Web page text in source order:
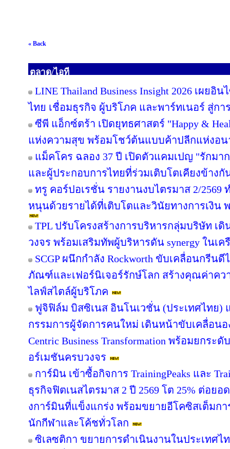
« Back
ตลาด/ไอที
LINE Thailand Business Insight 2026 เผย
ไทย เชื่อมธุรกิจ ผู้บริโภค และพาร์ทเนอร์ สู่กา
ซีพี แอ็กซ์ตร้า เปิดยุทธศาสตร์ "Happy &
แห่งความสุข พร้อมโชว์ต้นแบบค้าปลีกแห่งอ
แม็คโคร ฉลอง 37 ปี เปิดตัวแคมเปญ "รักม
และผู้ประกอบการไทยที่ร่วมเติบโตเคียงข้างกั
ทรู คอร์ปอเรชั่น รายงานงบไตรมาส 2/2569
หนุนด้วยรายได้ที่เติบโตและวินัยทางการเงิน
TPL ปรับโครงสร้างการบริหารกลุ่มบริษัท เ
วงจร พร้อมเสริมทัพผู้บริหารดัน synergy ในเค
SCGP ผนึกกำลัง Rockworth ขับเคลื่อนกรี
ภัณฑ์และเฟอร์นิเจอร์รักษ์โลก สร้างคุณค่าคว
ไลฟ์สไตล์ผู้บริโภค
ฟูจิฟิล์ม บิสซิเนส อินโนเวชั่น (ประเทศไทย)
กรรมการผู้จัดการคนใหม่ เดินหน้าขับเคลื่อนอ
Centric Business Transformation พร้อมยก
อร์เมชันครบวงจร
การ์มิน เข้าซื้อกิจการ TrainingPeaks และ
ธุรกิจฟิตเนสไตรมาส 2 ปี 2569 โต 25% ต่อย
งการ์มินที่แข็งแกร่ง พร้อมขยายอีโคซิสเต็มก
นักกีฬาและโค้ชทั่วโลก
ซิเลซติกา ขยายการดำเนินงานในประเทศไ